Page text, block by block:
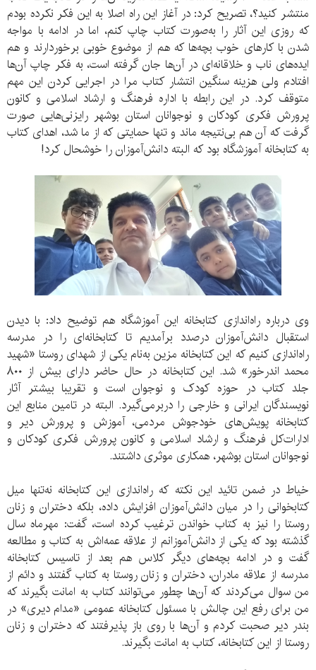
منتشر کنید؟، تصریح کرد: در آغاز این راه اصلا به این فکر نکرده بودم
که روزی این آثار را به‌صورت کتاب چاپ کنم، اما در ادامه با مواجه‌
شدن با کارهای خوب بچه‌ها که هم از موضوع خوبی برخوردارند و هم
ایده‌های ناب و خلاقانه‌ای در آن‌ها جان گرفته است، به فکر چاپ آن‌ها
افتادم ولی هزینه سنگین انتشار کتاب مرا در اجرایی کردن این مهم
متوقف کرد. در این رابطه با اداره فرهنگ و ارشاد اسلامی و کانون
پرورش فکری کودکان و نوجوانان استان بوشهر رایزنی‌هایی صورت
گرفت که آن هم بی‌نتیجه ماند و تنها حمایتی که از ما شد، اهدای کتاب
به کتابخانه آموزشگاه بود که البته دانش‌آموزان را خوشحال کرد!
وی درباره راه‌اندازی کتابخانه این آموزشگاه هم توضیح داد: با دیدن
استقبال دانش‌آموزان درصدد برآمدیم تا کتابخانه‌ای را در مدرسه
راه‌اندازی کنیم که این کتابخانه مزین به‌نام یکی از شهدای روستا «شهید
محمد اندرخور» شد. این کتابخانه در حال حاضر دارای بیش از ۸۰۰
جلد کتاب در حوزه کودک و نوجوان است و تقریبا بیشتر آثار
نویسندگان ایرانی و خارجی را دربرمی‌گیرد. البته در تامین منابع این
کتابخانه پویش‌های خودجوش مردمی، آموزش و پرورش دیر و
ادارات‌کل فرهنگ و ارشاد اسلامی و کانون پرورش فکری کودکان و
نوجوانان استان بوشهر، همکاری موثری داشتند.
خیاط در ضمن تائید این نکته که راه‌اندازی این کتابخانه نه‌تنها میل
کتابخوانی را در میان دانش‌آموزان افزایش داده، بلکه دختران و زنان
روستا را نیز به کتاب خواندن ترغیب کرده است، گفت: مهرماه سال
گذشته بود که یکی از دانش‌آموزانم از علاقه عمه‌اش به کتاب و مطالعه
گفت و در ادامه بچه‌های دیگر کلاس هم بعد از تاسیس کتابخانه
مدرسه از علاقه مادران، دختران و زنان روستا به کتاب گفتند و دائم از
من سوال می‌کردند که آن‌ها چطور می‌توانند کتاب به امانت بگیرند که
من برای رفع این چالش با مسئول کتابخانه عمومی «مدام دیری» در
بندر دیر صحبت کردم و آن‌ها با روی باز پذیرفتند که دختران و زنان
روستا از این کتابخانه، کتاب به امانت بگیرند.